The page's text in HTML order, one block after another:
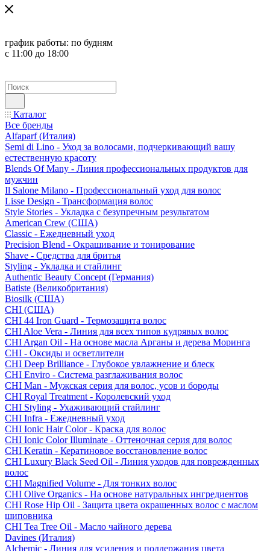
график работы: по будням
с 11:00 до 18:00
Каталог
Все бренды
Alfaparf (Италия)
Semi di Lino - Уход за волосами, подчеркивающий вашу
естественную красоту
Blends Of Many - Линия профессиональных продуктов для
мужчин
Il Salone Milano - Профессиональный уход для волос
Lisse Design - Трансформация волос
Style Stories - Укладка с безупречным результатом
American Crew (США)
Classic - Ежедневный уход
Precision Blend - Окрашивание и тонирование
Shave - Средства для бритья
Styling - Укладка и стайлинг
Authentic Beauty Concept (Германия)
Batiste (Великобритания)
Biosilk (США)
CHI (США)
CHI 44 Iron Guard - Термозащита волос
CHI Aloe Vera - Линия для всех типов кудрявых волос
CHI Argan Oil - На основе масла Арганы и дерева Моринга
CHI - Оксиды и осветлители
CHI Deep Brilliance - Глубокое увлажнение и блеск
CHI Enviro - Система разглаживания волос
CHI Man - Мужская серия для волос, усов и бороды
CHI Royal Treatment - Королевский уход
CHI Styling - Ухаживающий стайлинг
CHI Infra - Ежедневный уход
CHI Ionic Hair Color - Краска для волос
CHI Ionic Color Illuminate - Оттеночная серия для волос
CHI Keratin - Кератиновое восстановление волос
CHI Luxury Black Seed Oil - Линия уходов для поврежденных
волос
CHI Magnified Volume - Для тонких волос
CHI Olive Organics - На основе натуральных ингредиентов
CHI Rose Hip Oil - Защита цвета окрашенных волос с маслом
шиповника
CHI Tea Tree Oil - Масло чайного дерева
Davines (Италия)
Alchemic - Линия для усиления и поддержания цвета